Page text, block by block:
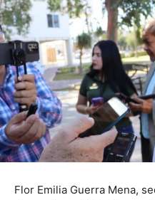
Flor Emilia Guerra Mena,